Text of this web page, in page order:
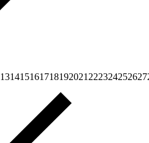
131415161718192021 222324252627